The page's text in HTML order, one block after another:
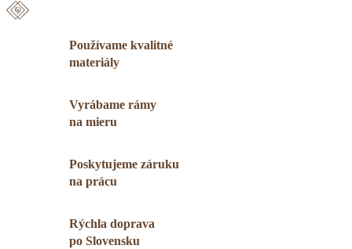
Používame kvalitné
materiály
Vyrábame rámy
na mieru
Poskytujeme záruku
na prácu
Rýchla doprava
po Slovensku